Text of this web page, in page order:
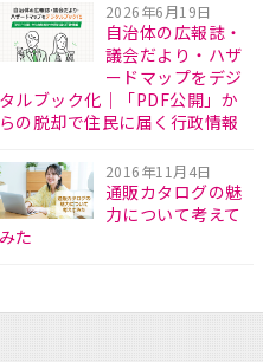
2026年6月19日
自治体の広報誌・
議会だより・ハザ
ードマップをデジ
タルブック化｜「PDF公開」か
らの脱却で住民に届く行政情報
2016年11月4日
通販カタログの魅
力について考えて
みた